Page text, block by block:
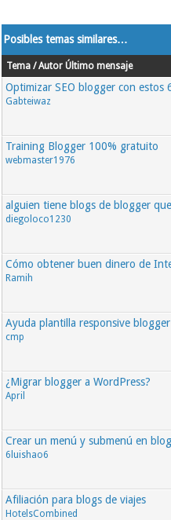
Posibles temas similares…
Tema / Autor Último mensaje
Optimizar SEO blogger con estos
Gabteiwaz
Training Blogger 100% gratuito
webmaster1976
alguien tiene blogs de blogger
diegoloco1230
Cómo obtener buen dinero de
Ramih
Ayuda plantilla responsive
cmp
¿Migrar blogger a WordPress?
April
Crear un menú y submenú en
6luishao6
Afiliación para blogs de viajes
HotelsCombined